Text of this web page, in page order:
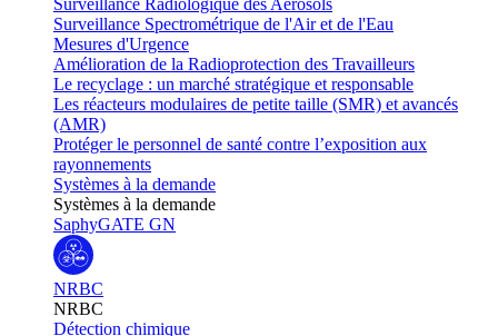
Surveillance Radiologique des Aérosols
Surveillance Spectrométrique de l'Air et de l'Eau
Mesures d'Urgence
Amélioration de la Radioprotection des Travailleurs
Le recyclage : un marché stratégique et responsable
Les réacteurs modulaires de petite taille (SMR) et avancés
(AMR)
Protéger le personnel de santé contre l’exposition aux
rayonnements
Systèmes à la demande
Systèmes à la demande
SaphyGATE GN
NRBC
NRBC
Détection chimique